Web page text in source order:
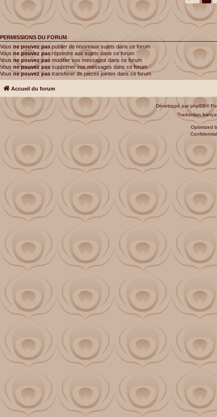
PERMISSIONS DU FORUM
Vous ne pouvez pas publier de nouveaux sujets dans ce forum
Vous ne pouvez pasrépondre aux sujets dans ce forum
Vous ne pouvez pas modifier vos messages dans ce forum
Vous ne pouvez passupprimer vos messages dans ce forum
Vousne pouvez pas transférer de pièces jointes dans ce forum
Accueil du forum
Développé parphpBB®
Traduction
Optimized